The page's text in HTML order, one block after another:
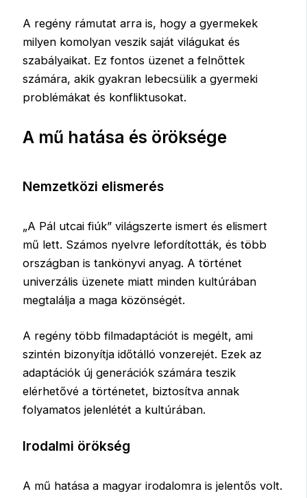
A regény rámutat arra is, hogy a gyermekek
milyen komolyan veszik saját világukat és
szabályaikat. Ez fontos üzenet a felnőttek
számára, akik gyakran lebecsülik a gyermeki
problémákat és konfliktusokat.
A mű hatása és öröksége
Nemzetközi elismerés
„A Pál utcai fiúk” világszerte ismert és elismert
mű lett. Számos nyelvre lefordították, és több
országban is tankönyvi anyag. A történet
univerzális üzenete miatt minden kultúrában
megtalálja a maga közönségét.
A regény több filmadaptációt is megélt, ami
szintén bizonyítja időtálló vonzerejét. Ezek az
adaptációk új generációk számára teszik
elérhetővé a történetet, biztosítva annak
folyamatos jelenlétét a kultúrában.
Irodalmi örökség
A mű hatása a magyar irodalomra is jelentős volt.